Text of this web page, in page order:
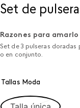
Set de
Razones para amarlo
Set de 3 pulseras doradas
o en conjunto.
Tallas Moda